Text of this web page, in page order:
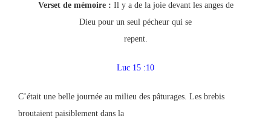
Verset de mémoire : Il y a de la joie devant les anges de
Dieu pour un seul pécheur qui se
repent.
Luc 15 :10
C’était une belle journée au milieu des pâturages. Les brebis
broutaient paisiblement dans la